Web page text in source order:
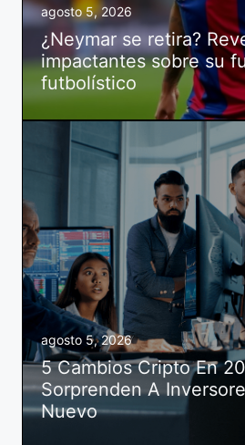
agosto 5, 2026
¿Neymar se retira?
impactantes sobre su
futbolístico
agosto 5, 2026
5 Cambios Cripto En
Sorprenden A
Nuevo